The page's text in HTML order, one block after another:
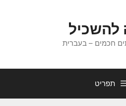
להשכיל
חכמים – בעברית
תפריט